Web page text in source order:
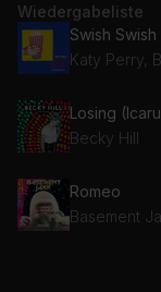
Wiedergabeliste
Swish
Katy Perry,
Losing
Becky Hill
Romeo
Basement